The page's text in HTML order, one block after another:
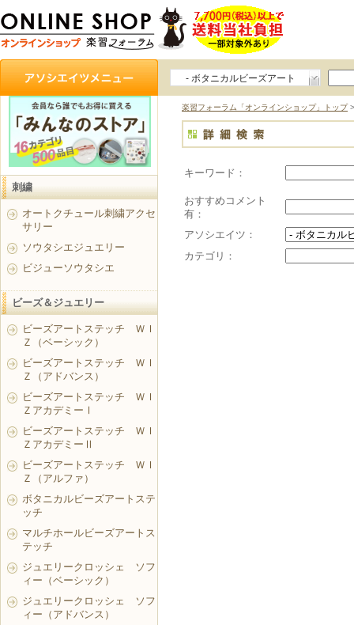
- ボタニカルビーズアート
楽習フォーラム「オンラインショップ」トップ>
キーワード：
おすすめコメント
有：
アソシエイツ：
カテゴリ：
刺繍
オートクチュール刺繍アクセ
サリー
ソウタシエジュエリー
ビジューソウタシエ
ビーズ＆ジュエリー
ビーズアートステッチ ＷＩ
Ｚ（ベーシック）
ビーズアートステッチ ＷＩ
Ｚ（アドバンス）
ビーズアートステッチ ＷＩ
ＺアカデミーⅠ
ビーズアートステッチ ＷＩ
ＺアカデミーⅡ
ビーズアートステッチ ＷＩ
Ｚ（アルファ）
ボタニカルビーズアートステ
ッチ
マルチホールビーズアートス
テッチ
ジュエリークロッシェ ソフ
ィー（ベーシック）
ジュエリークロッシェ ソフ
ィー（アドバンス）